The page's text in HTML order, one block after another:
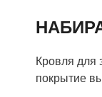
Кровля для
покрытие